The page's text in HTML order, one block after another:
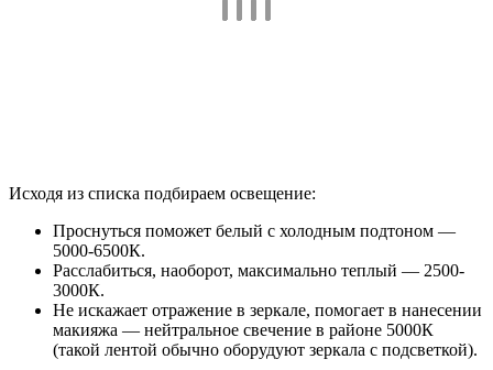
Исходя из списка подбираем освещение:
Проснуться поможет белый с холодным подтоном —
5000-6500К.
Расслабиться, наоборот, максимально теплый — 2500-
3000К.
Не искажает отражение в зеркале, помогает в нанесении
макияжа — нейтральное свечение в районе 5000К
(такой лентой обычно оборудуют зеркала с подсветкой).